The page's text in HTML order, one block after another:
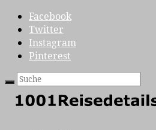
Facebook
Twitter
Instagram
Pinterest